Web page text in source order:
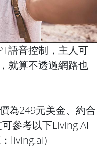
語音控制，主人可
就算不透過網路也
為249元美金、約合
參考以下Living AI
living.ai)